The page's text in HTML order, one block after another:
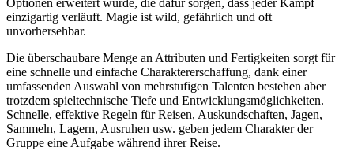
Optionen erweitert wurde, die dafür sorgen, dass jeder Kampf
einzigartig verläuft. Magie ist wild, gefährlich und oft
unvorhersehbar.
Die überschaubare Menge an Attributen und Fertigkeiten sorgt für
eine schnelle und einfache Charaktererschaffung, dank einer
umfassenden Auswahl von mehrstufigen Talenten bestehen aber
trotzdem spieltechnische Tiefe und Entwicklungsmöglichkeiten.
Schnelle, effektive Regeln für Reisen, Auskundschaften, Jagen,
Sammeln, Lagern, Ausruhen usw. geben jedem Charakter der
Gruppe eine Aufgabe während ihrer Reise.